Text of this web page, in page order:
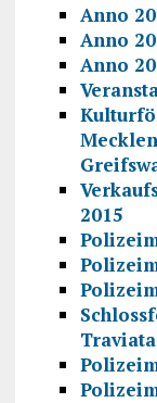
Anno
Anno
Anno
2015
Traviata